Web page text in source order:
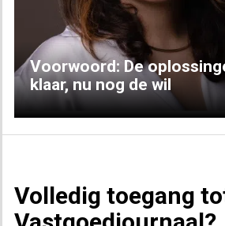
Voorwoord: De
klaar, nu nog de wil
Volledig toegang